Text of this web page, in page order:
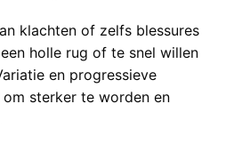
klachten of zelfs blessures
holle rug of te snel willen
en progressieve
sterker te worden en